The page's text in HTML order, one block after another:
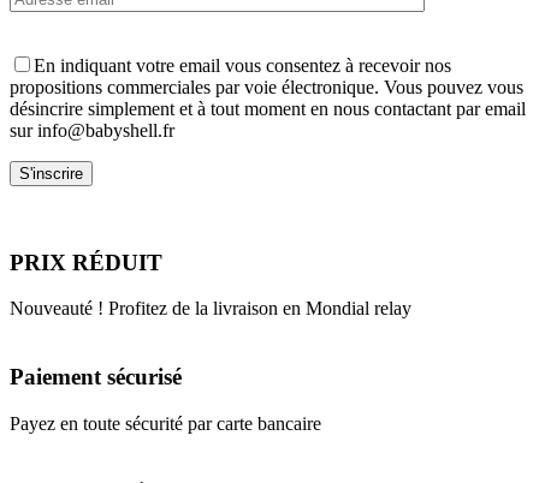
En indiquant votre email vous consentez à recevoir nos
propositions commerciales par voie électronique. Vous pouvez vous
désincrire simplement et à tout moment en nous contactant par email
sur info@babyshell.fr
PRIX RÉDUIT
Nouveauté ! Profitez de la livraison en Mondial relay
Paiement sécurisé
Payez en toute sécurité par carte bancaire